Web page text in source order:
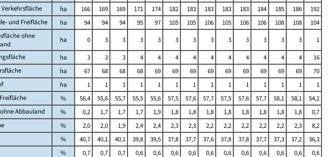
ha 166 169 169 171 174 182 183 183 183 183 184 185 186
192
und Freifläche ha 94 94 94 95 97 105 105 106 105 106 106 108 108
104
ohne
ha 0 3 3 3 3 3 3 3 3 3 3 3 3
1
ha 3 3 3 4 4 4 4 4 4 4 4 4 4
16
ha 67 68 68 68 69 69 69 69 69 69 69 69 69
70
ha 1 1 1 1 1 1 1 1 1 1 1 1 1
1
% 56,4 55,6 55,7 55,5 55,6 57,5 57,6 57,7 57,5 57,6 57,7 58,1 58,1
54,2
Abbauland
% 0,2 1,7 1,7 1,7 1,9 1,8 1,8 1,8 1,8 1,8 1,8 1,8 1,8
0,7
% 2,0 2,0 1,9 2,4 2,4 2,3 2,3 2,2 2,2 2,2 2,2 2,2 2,3
8,2
% 40,7 40,1 40,1 39,8 39,5 37,8 37,7 37,6 37,8 37,8 37,7 37,3 37,2
36,3
% 0,7 0,7 0,7 0,6 0,6 0,6 0,6 0,6 0,6 0,6 0,6 0,6 0,6 0,6